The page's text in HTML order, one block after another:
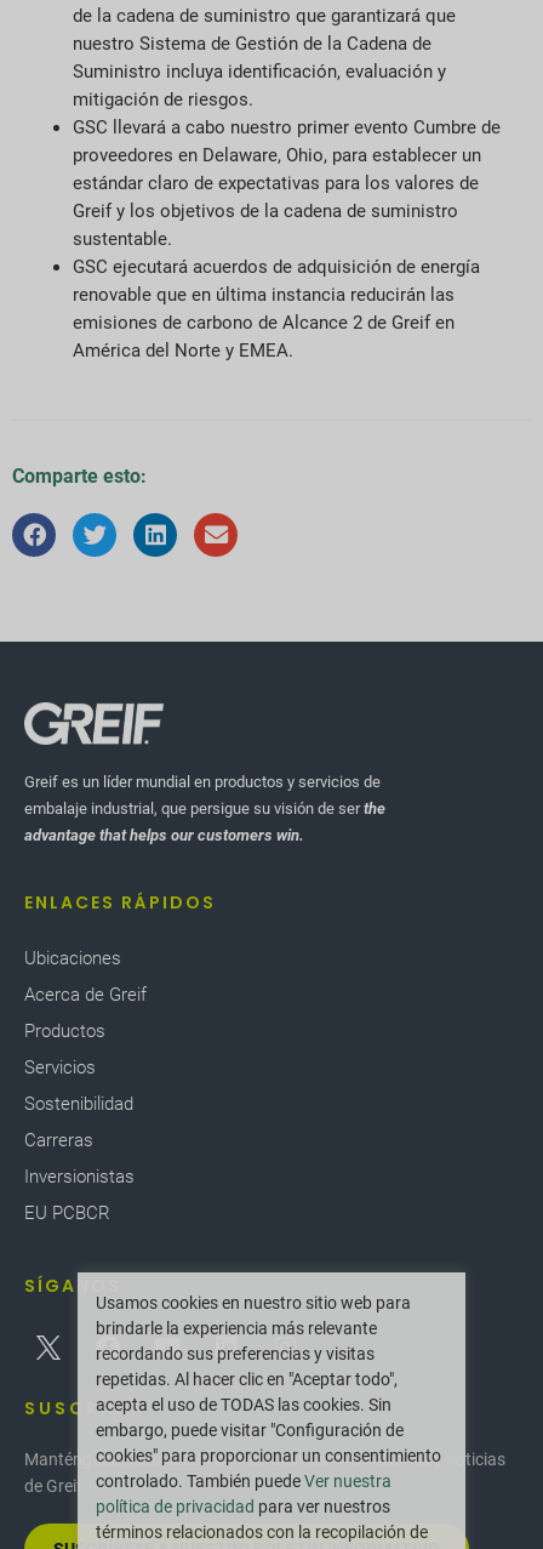
de la cadena de suministro que garantizará que
nuestro Sistema de Gestión de la Cadena de
Suministro incluya identificación, evaluación y
mitigación de riesgos.
GSC llevará a cabo nuestro primer evento Cumbre de
proveedores en Delaware, Ohio, para establecer un
estándar claro de expectativas para los valores de
Greif y los objetivos de la cadena de suministro
sustentable.
GSC ejecutará acuerdos de adquisición de energía
renovable que en última instancia reducirán las
emisiones de carbono de Alcance 2 de Greif en
América del Norte y EMEA.
Comparte esto:
Greif es un líder mundial en productos y servicios de
embalaje industrial, que persigue su visión de serthe
advantage that helps our customers win.
ENLACES RÁPIDOS
Ubicaciones
Acerca de Greif
Productos
Servicios
Sostenibilidad
Carreras
Inversionistas
EU PCBCR
SÍGANOS
SUSCRIBIR
Manténgase actualizado con las últimas innovaciones y noticias
de Greif.
Usamos cookies en nuestro sitio web para
brindarle la experiencia más relevante
recordando sus preferencias y visitas
repetidas. Al hacer clic en "Aceptar todo",
acepta el uso de TODAS las cookies. Sin
embargo, puede visitar "Configuración de
cookies" para proporcionar un consentimiento
controlado. También puedeVer nuestra
política de privacidad para ver nuestros
términos relacionados con la recopilación de